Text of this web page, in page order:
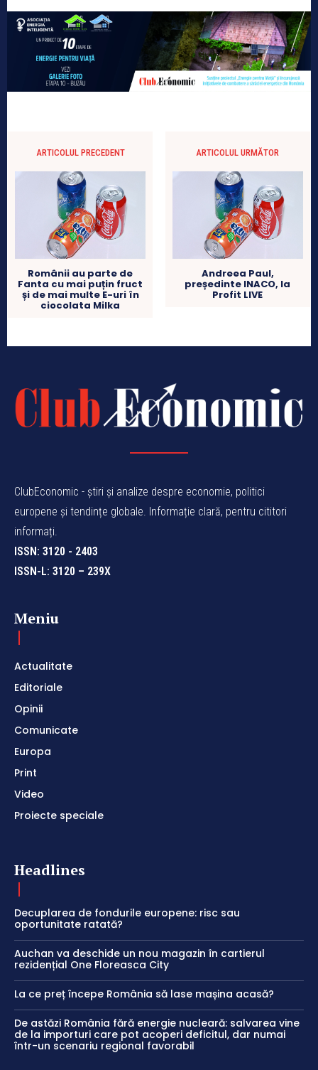
ARTICOLUL PRECEDENT
Românii au parte de
Fanta cu mai puțin fruct
și de mai multe E-uri în
ciocolata Milka
ARTICOLUL URMĂTOR
Andreea Paul,
președinte INACO, la
Profit LIVE
ClubEconomic - știri și analize despre economie, politici
europene și tendințe globale. Informație clară, pentru cititori
informați.
ISSN: 3120 - 2403
ISSN-L: 3120 – 239X
Meniu
Actualitate
Editoriale
Opinii
Comunicate
Europa
Print
Video
Proiecte speciale
Headlines
Decuplarea de fondurile europene: risc sau
oportunitate ratată?
Auchan va deschide un nou magazin în cartierul
rezidențial One Floreasca City
La ce preț începe România să lase mașina acasă?
De astăzi România fără energie nucleară: salvarea vine
de la importuri care pot acoperi deficitul, dar numai
într-un scenariu regional favorabil